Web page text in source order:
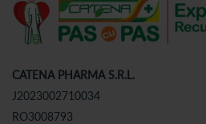
CATENA PHARMA S.R.L.
J2023002710034
RO3008793